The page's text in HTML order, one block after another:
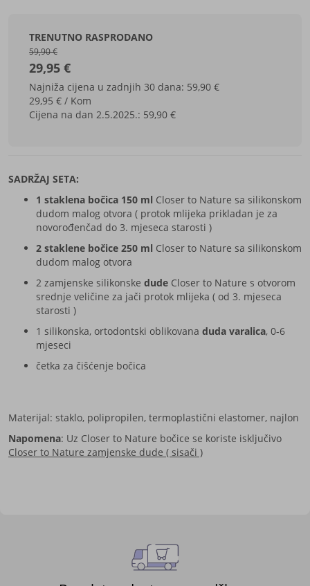
TRENUTNO RASPRODANO
29,95 €
59,90 €
Najniža cijena u zadnjih 30 dana: 59,90 €
29,95 € / Kom
Cijena na dan 2.5.2025.: 59,90 €
SADRŽAJ SETA:
1 staklena bočica 150 ml Closer to Nature sa silikonskom
dudom malog otvora ( protok mlijeka prikladan je za
novorođenčad do 3. mjeseca starosti )
2 staklene bočice 250 ml Closer to Nature sa silikonskom
dudom malog otvora
2 zamjenske silikonske dude Closer to Nature s otvorom
srednje veličine za jači protok mlijeka ( od 3. mjeseca
starosti )
1 silikonska, ortodontski oblikovana duda varalica, 0-6
mjeseci
četka za čišćenje bočica
Materijal: staklo, polipropilen, termoplastični elastomer, najlon
Napomena: Uz Closer to Nature bočice se koriste isključivo
Closer to Nature zamjenske dude ( sisači )